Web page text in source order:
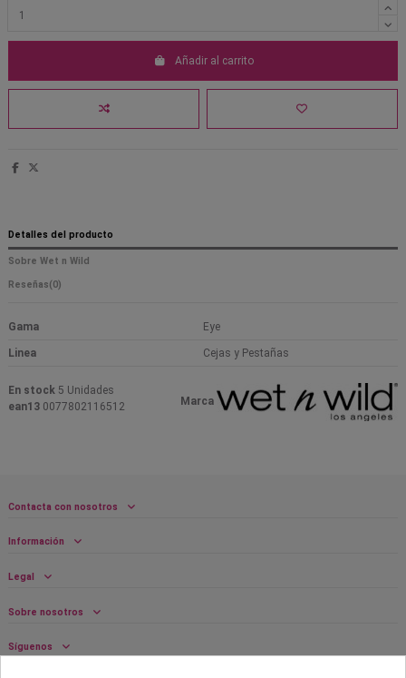
Añadir al carrito
Detalles del producto
Sobre Wet n Wild
Reseñas(0)
Gama Eye
Linea Cejas y Pestañas
Marca
En stock 5 Unidades
ean13 0077802116512
Contacta con nosotros
Información
Legal
Sobre nosotros
Síguenos